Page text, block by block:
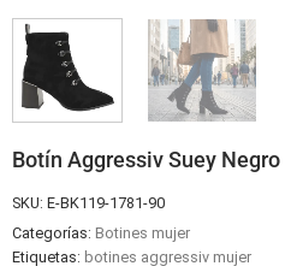
Botín Aggressiv Suey Negro
SKU: E-BK119-1781-90
Categorías: Botines mujer
Etiquetas: botines aggressiv mujer